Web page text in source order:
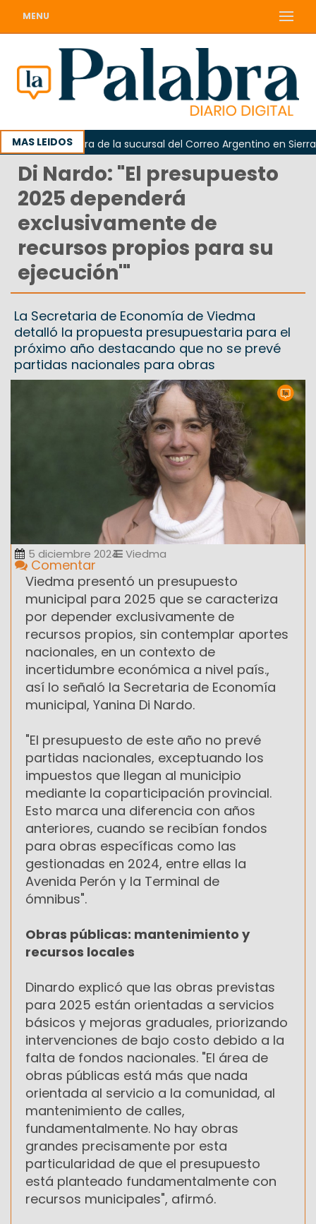
MENU
MAS LEIDOS
reapertura de la sucursal del Correo Argentino en Sierra
Di Nardo: "El presupuesto
2025 dependerá
exclusivamente de
recursos propios para su
ejecución'"
La Secretaria de Economía de Viedma
detalló la propuesta presupuestaria para el
próximo año destacando que no se prevé
partidas nacionales para obras
5 diciembre 2024 Viedma
Comentar
Viedma presentó un presupuesto
municipal para 2025 que se caracteriza
por depender exclusivamente de
recursos propios, sin contemplar aportes
nacionales, en un contexto de
incertidumbre económica a nivel país.,
así lo señaló la Secretaria de Economía
municipal, Yanina Di Nardo.
"El presupuesto de este año no prevé
partidas nacionales, exceptuando los
impuestos que llegan al municipio
mediante la coparticipación provincial.
Esto marca una diferencia con años
anteriores, cuando se recibían fondos
para obras específicas como las
gestionadas en 2024, entre ellas la
Avenida Perón y la Terminal de
ómnibus".
Obras públicas: mantenimiento y
recursos locales
Dinardo explicó que las obras previstas
para 2025 están orientadas a servicios
básicos y mejoras graduales, priorizando
intervenciones de bajo costo debido a la
falta de fondos nacionales. "El área de
obras públicas está más que nada
orientada al servicio a la comunidad, al
mantenimiento de calles,
fundamentalmente. No hay obras
grandes precisamente por esta
particularidad de que el presupuesto
está planteado fundamentalmente con
recursos municipales", afirmó.